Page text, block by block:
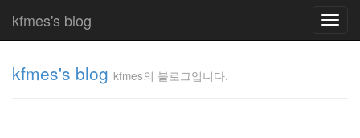
kfmes's blog
kfmes's blog kfmes의 블로그입니다.